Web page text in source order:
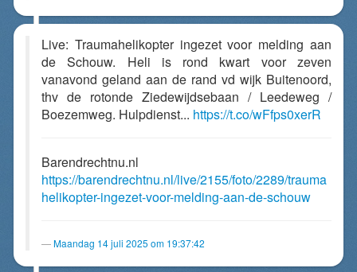
Live: Traumahelikopter ingezet voor melding aan
de Schouw. Heli is rond kwart voor zeven
vanavond geland aan de rand vd wijk Buitenoord,
thv de rotonde Ziedewijdsebaan / Leedeweg /
Boezemweg. Hulpdienst... https://t.co/wFfps0xerR
Barendrechtnu.nl
https://barendrechtnu.nl/live/2155/foto/2289/trauma
helikopter-ingezet-voor-melding-aan-de-schouw
Maandag 14 juli 2025 om 19:37:42